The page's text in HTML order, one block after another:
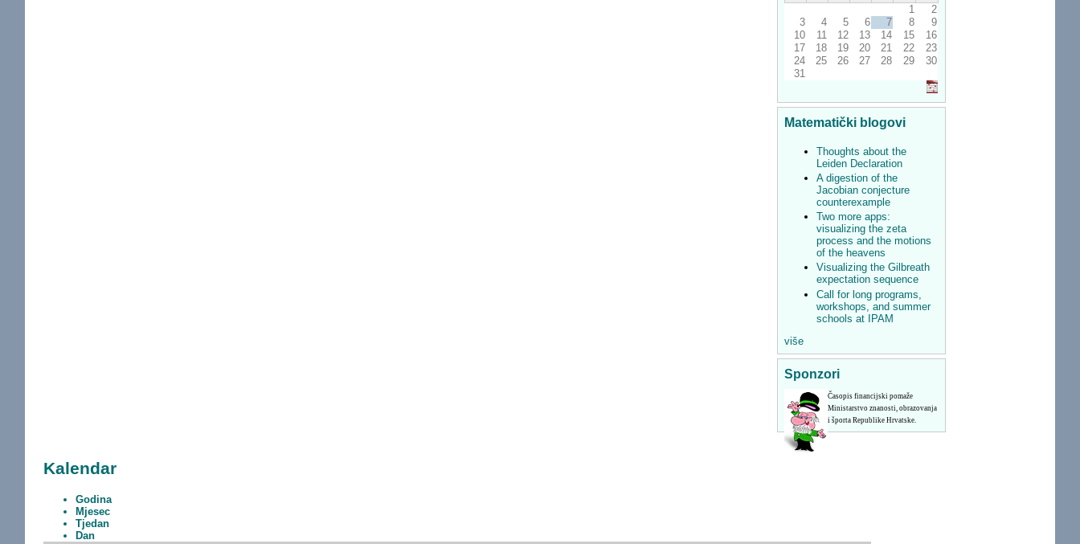
1
2
3
4 5 6 7 8
9
10
11 12 13 14 15
16
17
18 19 20 21 22
23
24
25 26 27 28 29
30
31
Matematički blogovi
Thoughts about the
Leiden Declaration
A digestion of the
Jacobian conjecture
counterexample
Two more apps:
visualizing the zeta
process and the motions
of the heavens
Visualizing the Gilbreath
expectation sequence
Call for long programs,
workshops, and summer
schools at IPAM
više
Sponzori
Časopis financijski pomaže
Ministarstvo znanosti, obrazovanja
i športa Republike Hrvatske.
Kalendar
Godina
Mjesec
Tjedan
Dan